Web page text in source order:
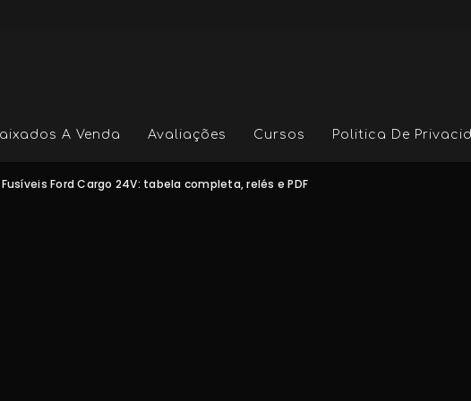
A Venda Avaliações Cursos Politica De
Ford Cargo 24V: tabela completa, relés e PDF